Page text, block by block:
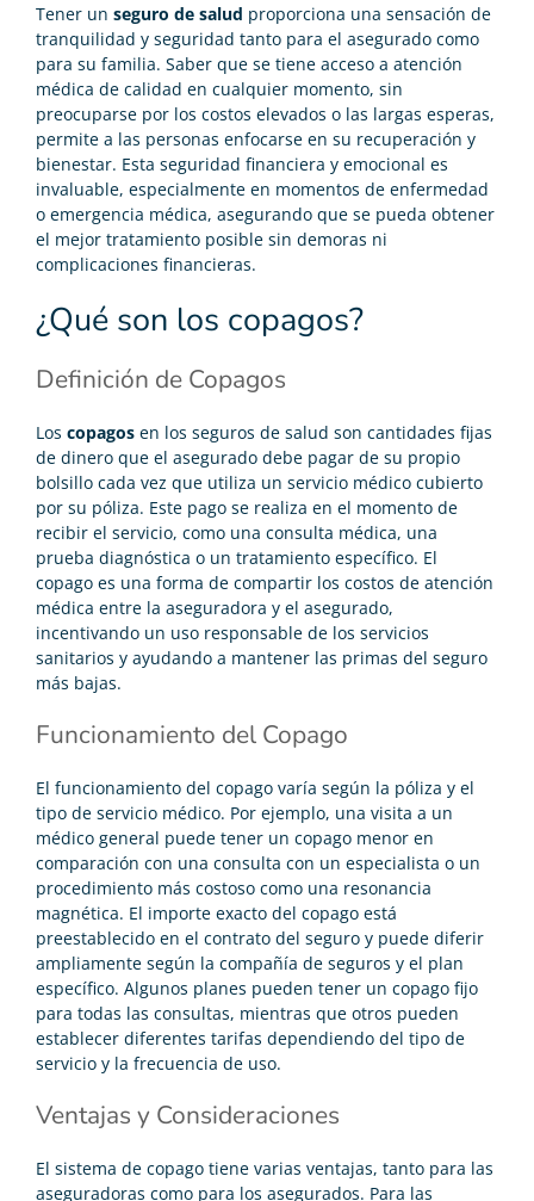
Tener un seguro de salud proporciona una sensación de
tranquilidad y seguridad tanto para el asegurado como
para su familia. Saber que se tiene acceso a atención
médica de calidad en cualquier momento, sin
preocuparse por los costos elevados o las largas esperas,
permite a las personas enfocarse en su recuperación y
bienestar. Esta seguridad financiera y emocional es
invaluable, especialmente en momentos de enfermedad
o emergencia médica, asegurando que se pueda obtener
el mejor tratamiento posible sin demoras ni
complicaciones financieras.
¿Qué son los copagos?
Definición de Copagos
Los copagos en los seguros de salud son cantidades fijas
de dinero que el asegurado debe pagar de su propio
bolsillo cada vez que utiliza un servicio médico cubierto
por su póliza. Este pago se realiza en el momento de
recibir el servicio, como una consulta médica, una
prueba diagnóstica o un tratamiento específico. El
copago es una forma de compartir los costos de atención
médica entre la aseguradora y el asegurado,
incentivando un uso responsable de los servicios
sanitarios y ayudando a mantener las primas del seguro
más bajas.
Funcionamiento del Copago
El funcionamiento del copago varía según la póliza y el
tipo de servicio médico. Por ejemplo, una visita a un
médico general puede tener un copago menor en
comparación con una consulta con un especialista o un
procedimiento más costoso como una resonancia
magnética. El importe exacto del copago está
preestablecido en el contrato del seguro y puede diferir
ampliamente según la compañía de seguros y el plan
específico. Algunos planes pueden tener un copago fijo
para todas las consultas, mientras que otros pueden
establecer diferentes tarifas dependiendo del tipo de
servicio y la frecuencia de uso.
Ventajas y Consideraciones
El sistema de copago tiene varias ventajas, tanto para las
aseguradoras como para los asegurados. Para las